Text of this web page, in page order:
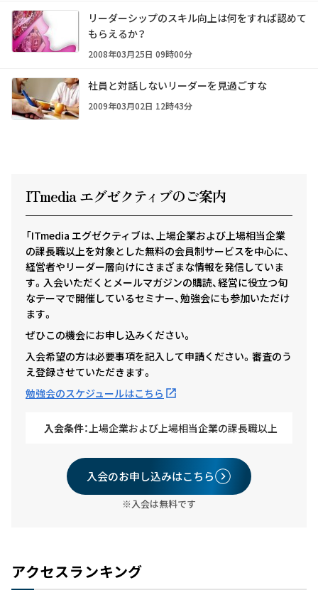
リーダーシップのスキル向上は何をすれば認めて
もらえるか？
2008年03月25日 09時00分
社員と対話しないリーダーを見過ごすな
2009年03月02日 12時43分
ITmedia エグゼクティ ブのご案内
「ITmedia エグゼクティブは、上場企業および上場相当企業
の課長職以上を対象とした無料の会員制サービスを中心に、
経営者やリーダー層向けにさまざまな情報を発信していま
す。入会いただくとメールマガジンの購読、経営に役立つ旬
なテーマで開催しているセミナー、勉強会にも参加いただけ
ます。
ぜひこの機会にお申し込みください。
入会希望の方は必要事項を記入して申請ください。審査のう
え登録させていただきます。
勉強会のスケジュールはこちら
入会条件： 上場企業および上場相当企業の課長職以上
入会のお申し込みはこちら
※入会は無料です
アクセスランキング